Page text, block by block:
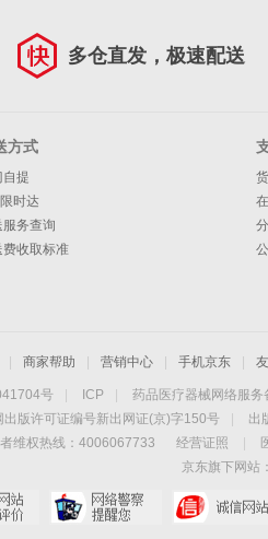
多仓直发，极速配送
方式
自提
时达
服务查询
费收取标准
商家帮助 营销中心 手机京东
号 ICP 药品医疗器械网络服务
出版许可证编号新出网证(京)字150号
出
维权热线：4006067733 经营证照
京东旗下网站：